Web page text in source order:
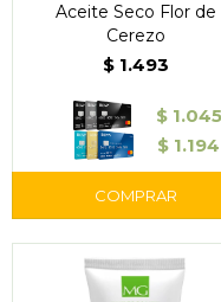
Aceite Seco Flor de
Cerezo
$ 1.493
$ 1.045
$ 1.194